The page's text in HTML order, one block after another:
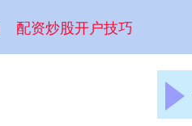
配资炒股开户技巧